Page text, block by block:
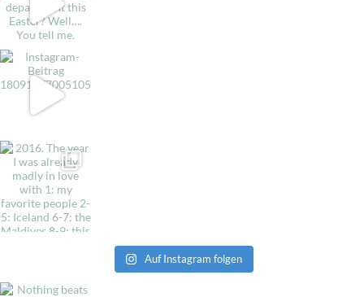
Auf Instagram folgen